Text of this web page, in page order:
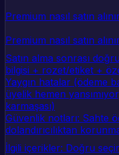
Premium nasıl satın
Premium nasıl satın
Satın alma sonrası
bilgisi + rozet/etiket +
Yaygın hatalar (ödeme
üyelik hemen
karmaşası)
Güvenlik notları: Sahte
dolandırıcılıktan
İlgili içerikler: Doğru